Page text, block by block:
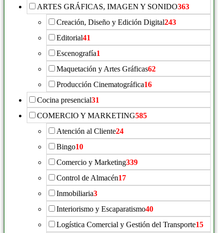
ARTES GRÁFICAS, IMAGEN Y SONIDO363
Creación, Diseño y Edición Digital243
Editorial41
Escenografía1
Maquetación y Artes Gráficas62
Producción Cinematográfica16
Cocina presencial31
COMERCIO Y MARKETING585
Atención al Cliente24
Bingo10
Comercio y Marketing339
Control de Almacén17
Inmobiliaria3
Interiorismo y Escaparatismo40
Logística Comercial y Gestión del Transporte15